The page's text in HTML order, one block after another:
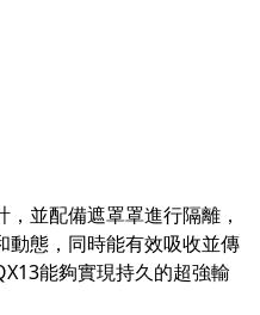
並配備遮罩罩進行隔離，
動態，同時能有效吸收並傳
能夠實現持久的超強輸